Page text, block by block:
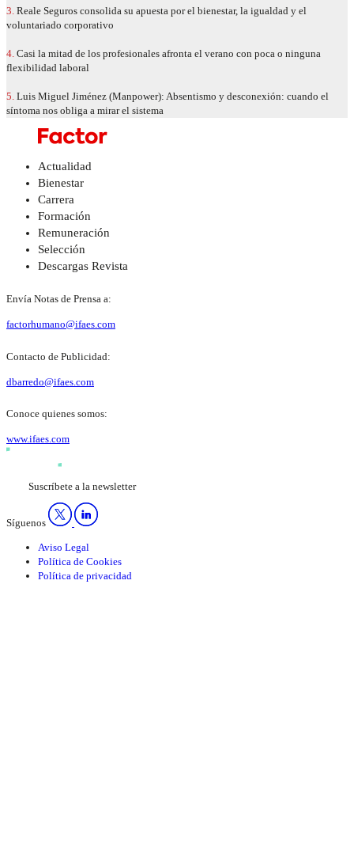
3. Reale Seguros consolida su apuesta por el bienestar, la igualdad y el
voluntariado corporativo
4. Casi la mitad de los profesionales afronta el verano con poca o ninguna
flexibilidad laboral
5. Luis Miguel Jiménez (Manpower): Absentismo y desconexión: cuando el
síntoma nos obliga a mirar el sistema
Actualidad
Bienestar
Carrera
Formación
Remuneración
Selección
Descargas Revista
Envía Notas de Prensa a:
factorhumano@ifaes.com
Contacto de Publicidad:
dbarredo@ifaes.com
Conoce quienes somos:
www.ifaes.com
Suscríbete a la newsletter
Síguenos
Aviso Legal
Política de Cookies
Política de privacidad